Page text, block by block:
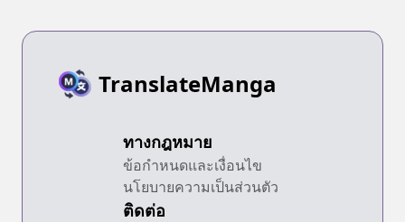
TranslateManga
ทางกฎหมาย
ข้อกำหนดและเงื่อนไข
นโยบายความเป็นส่วนตัว
ติดต่อ